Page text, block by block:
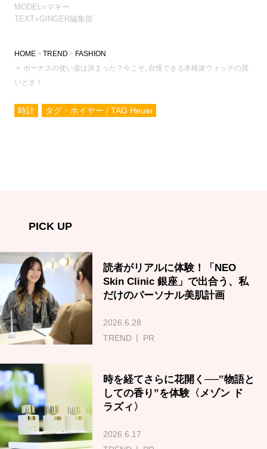
MODEL=マギー
TEXT=GINGER編集部
HOME TREND
FASHION
ボーナスの使い道は決まった？今こそ､自慢できる本格派ウォッチの買
いどき！
時計 タグ・ホイヤー / TAG Heuer
PICK UP
読者がリアルに体験！「NEO
Skin Clinic 銀座」で出合う、私
だけのパーソナル美肌計画
2026.6.28
TREND
PR
時を経てさらに花開く──‟物語と
しての香り”を体験〈メゾン ド
ラズィ〉
2026.6.17